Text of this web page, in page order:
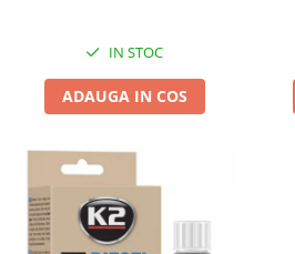
IN STOC
ADAUGA IN COS